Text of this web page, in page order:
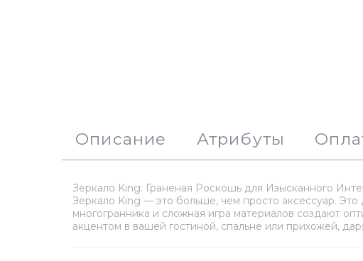
Описание Атрибуты
Зеркало King: Граненая Роскошь для Изысканного
Зеркало King — это больше, чем просто аксессуар.
многогранника и сложная игра материалов создают
акцентом в вашей гостиной, спальне или прихожей,